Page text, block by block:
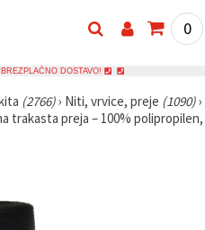
0
DOSTAVO!
(2766)› Niti, vrvice, preje (1090)›
trakasta preja – 100% polipropilen,